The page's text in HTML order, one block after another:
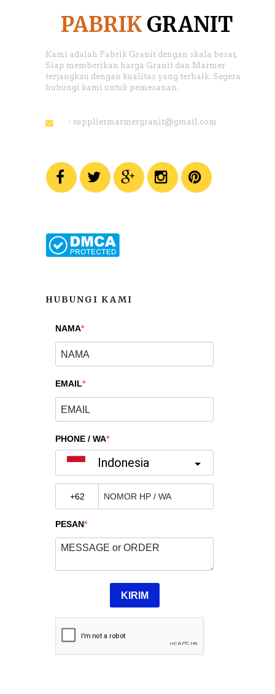
PABRIKGRANIT
Kami adalah Pabrik Granit dengan skala besar,
Siap memberikan harga Granit dan Marmer
terjangkau dengan kualitas yang terbaik. Segera
hubungi kami untuk pemesanan.
: suppliermarmergranit@gmail.com
HUBUNGI KAMI